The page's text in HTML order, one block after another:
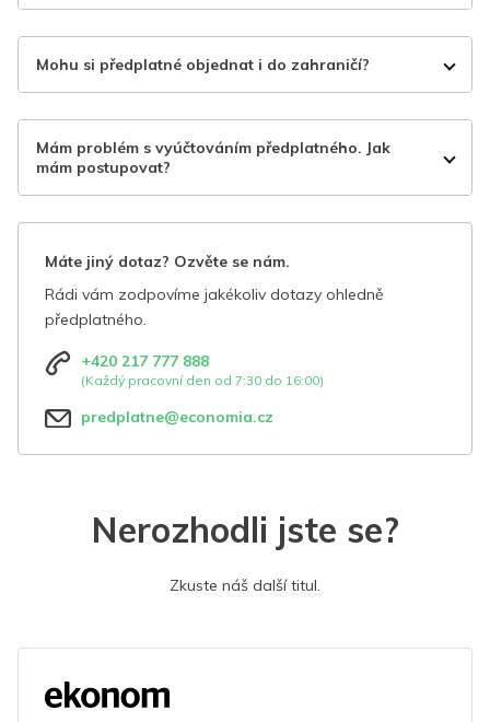
Mohu si předplatné objednat i do zahraničí?
Mám problém s vyúčtováním předplatného. Jak
mám postupovat?
Máte jiný dotaz? Ozvěte se nám.
Rádi vám zodpovíme jakékoliv dotazy ohledně
předplatného.
+420 217 777 888
(Každý pracovní den od 7:30 do 16:00)
predplatne@economia.cz
Nerozhodli jste se?
Zkuste náš další titul.